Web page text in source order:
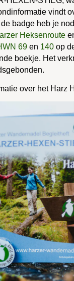
vindt
bad­ge heb je
Hek­sen­rou­te
69en 140op
boek­je. Het
over het Harz